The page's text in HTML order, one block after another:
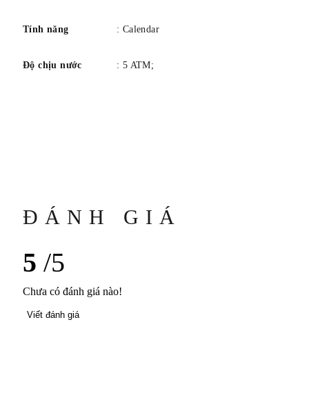
Tính năng : Calendar
Độ chịu nước : 5 ATM;
ĐÁNH GIÁ
5 /5
Chưa có đánh giá nào!
Viết đánh giá